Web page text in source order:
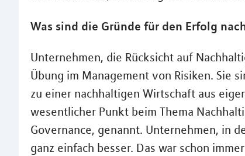
Was sind die Gründe für den Erfolg
Unternehmen, die Rücksicht auf
Übung im Management von Risiken. Sie
zu einer nachhaltigen Wirtschaft aus
wesentlicher Punkt beim Thema
Governance, genannt. Unternehmen, in
ganz einfach besser. Das war schon